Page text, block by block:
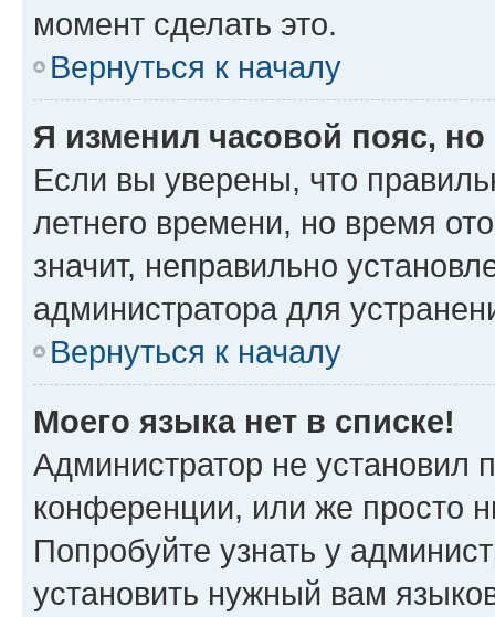
момент сделать это.
Вернуться к началу
Я изменил часовой пояс,
Если вы уверены, что
летнего времени, но время
значит, неправильно
администратора для
Вернуться к началу
Моего языка нет в списке!
Администратор не установил
конференции, или же просто
Попробуйте узнать у
установить нужный вам